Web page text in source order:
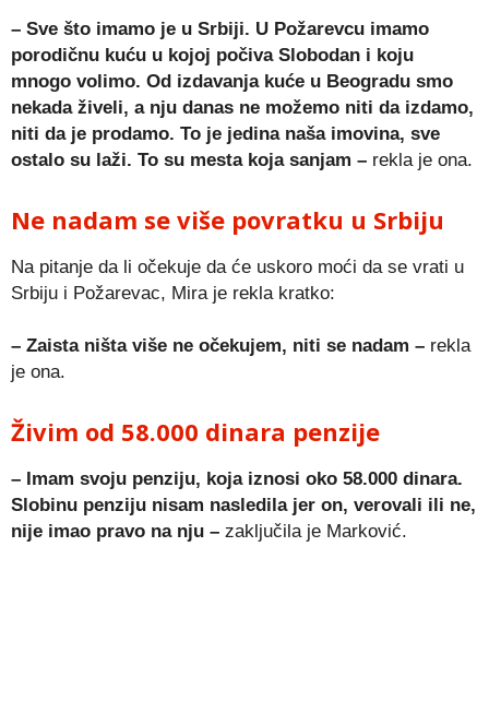
– Sve što imamo je u Srbiji. U Požarevcu imamo
porodičnu kuću u kojoj počiva Slobodan i koju
mnogo volimo. Od izdavanja kuće u Beogradu smo
nekada živeli, a nju danas ne možemo niti da izdamo,
niti da je prodamo. To je jedina naša imovina, sve
ostalo su laži. To su mesta koja sanjam – rekla je ona.
Ne nadam se više povratku u Srbiju
Na pitanje da li očekuje da će uskoro moći da se vrati u
Srbiju i Požarevac, Mira je rekla kratko:
– Zaista ništa više ne očekujem, niti se nadam – rekla
je ona.
Živim od 58.000 dinara penzije
– Imam svoju penziju, koja iznosi oko 58.000 dinara.
Slobinu penziju nisam nasledila jer on, verovali ili ne,
nije imao pravo na nju – zaključila je Marković.